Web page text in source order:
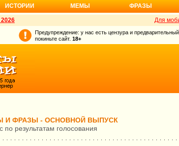
ИСТОРИИ МЕМЫ ФРАЗЫ
Для
Предупреждение: у нас есть цензура и
покиньте сайт. 18+
И ФРАЗЫ - ОСНОВНОЙ ВЫПУСК
результатам голосования